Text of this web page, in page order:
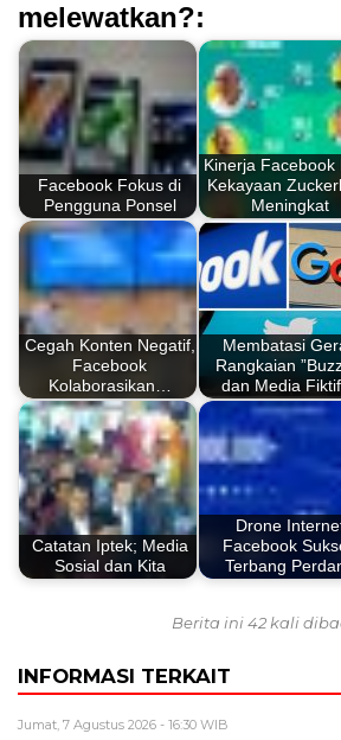
melewatkan?:
Facebook Fokus di
Pengguna Ponsel
Kinerja Facebook
Kekayaan
Meningkat
Cegah Konten Negatif,
Facebook
Kolaborasikan…
Membatasi
Rangkaian
dan Media
Catatan Iptek; Media
Sosial dan Kita
Drone
Facebook
Terbang
Berita ini 42 kali
INFORMASI TERKAIT
Jumat, 7 Agustus 2026 - 16:30 WIB